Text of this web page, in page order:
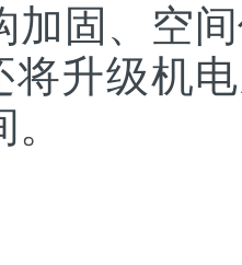
加固、空
将升级机